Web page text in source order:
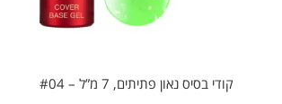
קודי בסיס נאון פתיתים, 7 מ”ל – #04